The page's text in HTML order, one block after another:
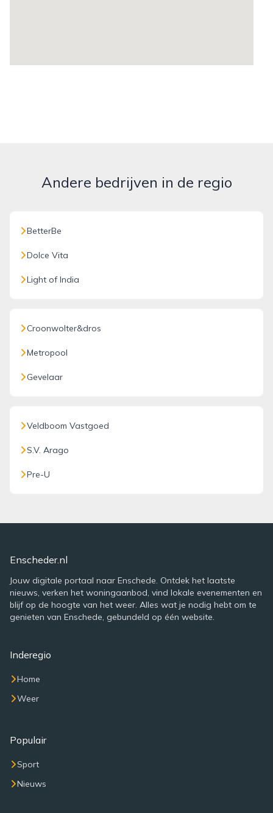
Andere bedrijven in de regio
BetterBe
Dolce Vita
Light of India
Croonwolter&dros
Metropool
Gevelaar
Veldboom Vastgoed
S.V. Arago
Pre-U
Enscheder.nl
Jouw digitale portaal naar Enschede. Ontdek het laatste
nieuws, verken het woningaanbod, vind lokale evenementen en
blijf op de hoogte van het weer. Alles wat je nodig hebt om te
genieten van Enschede, gebundeld op één website.
Inderegio
Home
Weer
Populair
Sport
Nieuws